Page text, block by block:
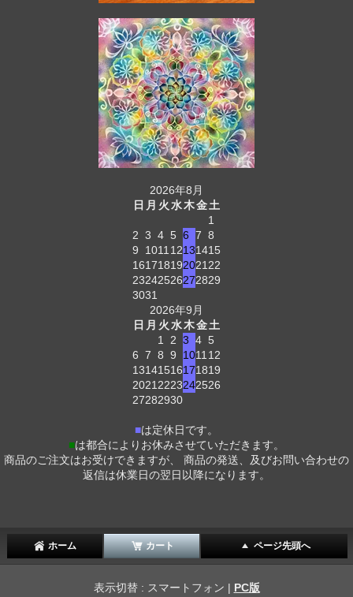
2026年8月
日 月 火水木金土
1
2 3 4 5 6 7 8
9
1011 12131415
161718192021 22
23242526272829
3031
2026年9月
日 月 火水木金土
1
2 3 4 5
6 7 8 9 1011 12
13141516171819
2021 2223242526
27282930
■は定休日です。
■は都合によりお休みさせていただきます。
商品のご注文はお受けできますが、 商品の発送、及びお問い合わせの
返信は休業日の翌日以降になります。
ホーム カート ページ先頭へ
表示切替 : スマートフォン | PC版